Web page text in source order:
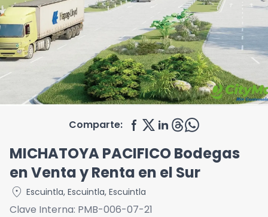
Comparte:
MICHATOYA PACIFICO Bodegas
en Venta y Renta en el Sur
location_on Escuintla, Escuintla, Escuintla
Clave Interna: PMB-006-07-21